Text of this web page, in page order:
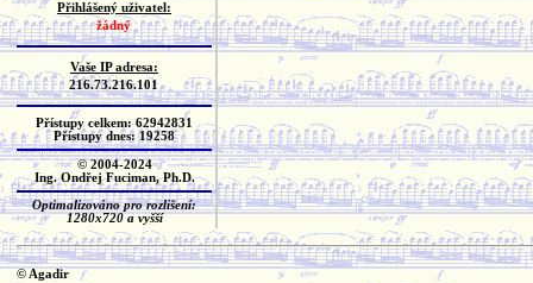
Přihlášený uživatel:
žádný
Vaše IP adresa:
216.73.216.101
Přístupy celkem: 62942831
Přístupy dnes: 19258
© 2004-2024
Ing. Ondřej Fuciman, Ph.D.
Optimalizováno pro rozlišení:
1280x720 a vyšší
© Agadir